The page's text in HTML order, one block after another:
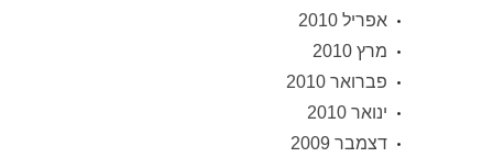
אפריל 2010
מרץ 2010
פברואר 2010
ינואר 2010
דצמבר 2009